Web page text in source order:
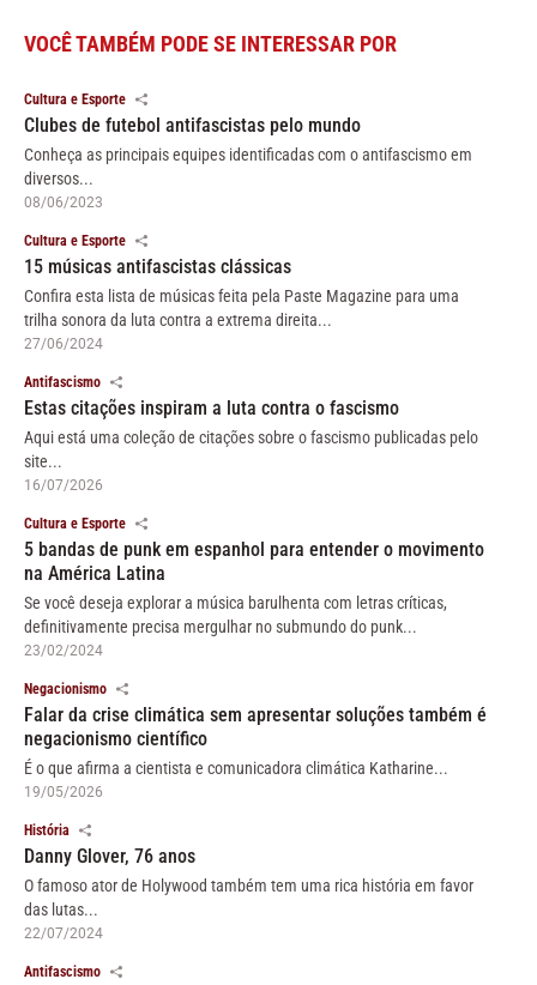
VOCÊ TAMBÉM PODE SE INTERESSAR POR
Cultura e Esporte
Clubes de futebol antifascistas pelo mundo
Conheça as principais equipes identificadas com o antifascismo em
diversos...
08/06/2023
Cultura e Esporte
15 músicas antifascistas clássicas
Confira esta lista de músicas feita pela Paste Magazine para uma
trilha sonora da luta contra a extrema direita...
27/06/2024
Antifascismo
Estas citações inspiram a luta contra o fascismo
Aqui está uma coleção de citações sobre o fascismo publicadas pelo
site...
16/07/2026
Cultura e Esporte
5 bandas de punk em espanhol para entender o movimento
na América Latina
Se você deseja explorar a música barulhenta com letras críticas,
definitivamente precisa mergulhar no submundo do punk...
23/02/2024
Negacionismo
Falar da crise climática sem apresentar soluções também é
negacionismo científico
É o que afirma a cientista e comunicadora climática Katharine...
19/05/2026
História
Danny Glover, 76 anos
O famoso ator de Holywood também tem uma rica história em favor
das lutas...
22/07/2024
Antifascismo